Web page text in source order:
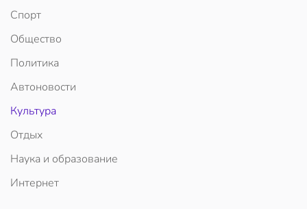
Спорт
Общество
Политика
Автоновости
Культура
Отдых
Наука и образование
Интернет